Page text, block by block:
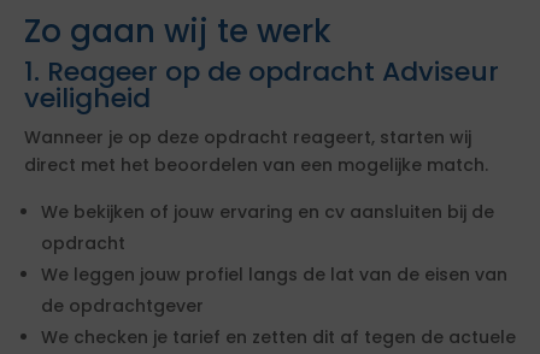
Zo gaan wij te werk
1. Reageer op de opdracht Adviseur
veiligheid
Wanneer je op deze opdracht reageert, starten wij
direct met het beoordelen van een mogelijke match.
We bekijken of jouw ervaring en cv aansluiten bij de
opdracht
We leggen jouw profiel langs de lat van de eisen van
de opdrachtgever
We checken je tarief en zetten dit af tegen de actuele